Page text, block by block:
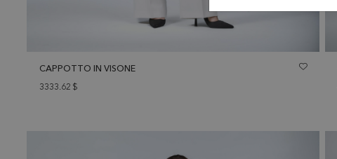
CAPPOTTO IN VISONE
3333.62 $